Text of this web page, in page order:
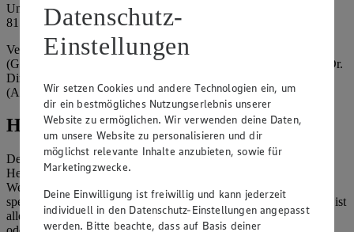
Umsatzsteuer-Identifikationsnummer gem. § 27a UStG: DE
815764015
Vertretungsberechtigte: EDEKA Südbayern Handelsstiftung
(Gesellschafter), Claus Hollinger (Vorstandsmitglied, Sprecher), Dr.
Dirk Eßmann (Vorstandsmitglied), Leo Schwaiberger
(Aufsichtsratsvorsitzender)
Hinweise
Der Inhalt dieser Website ist urheberrechtlich geschützt. Der
Herausgeber gewährt Ihnen jedoch das Recht, den auf dieser
Website bereitgestellten Text ganz oder ausschnittsweise zu
speichern und zu vervielfältigen. Aus Gründen des Urheberrechts ist
allerdings die Speicherung und Vervielfältigung von Bildmaterial
Datenschutz-
Einstellungen
Wir setzen Cookies und andere Technologien ein, um
dir ein bestmögliches Nutzungserlebnis unserer
Website zu ermöglichen. Wir verwenden deine Daten,
um unsere Website zu personalisieren und dir
möglichst relevante Inhalte anzubieten, sowie für
Marketingzwecke.
Deine Einwilligung ist freiwillig und kann jederzeit
individuell in den Datenschutz-Einstellungen angepasst
werden. Bitte beachte, dass auf Basis deiner